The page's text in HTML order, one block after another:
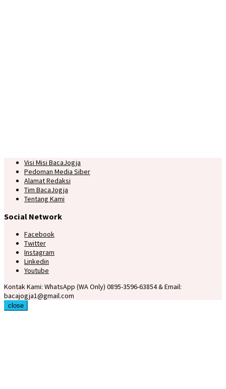
Visi Misi BacaJogja
Pedoman Media Siber
Alamat Redaksi
Tim BacaJogja
Tentang Kami
Social Network
Facebook
Twitter
Instagram
Linkedin
Youtube
Kontak Kami: WhatsApp (WA Only) 0895-3596-63854 & Email:
bacajogja1@gmail.com
close